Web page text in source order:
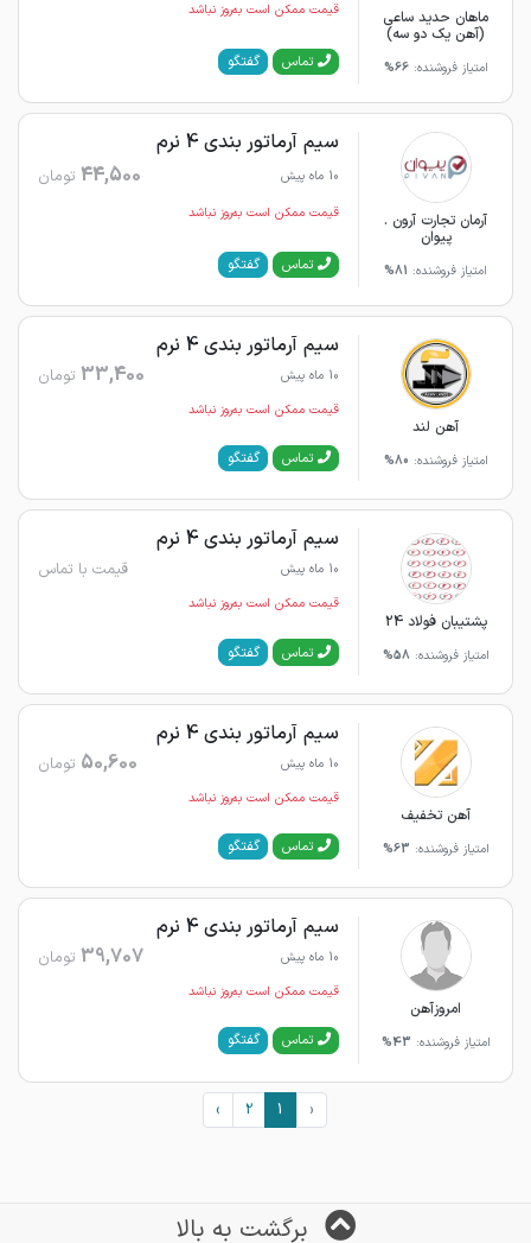
ماهان حدید ساعی
(آهن یک دو سه)
امتیاز فروشنده:66%
قیمت ممکن است به‌روز نباشد
تماس گفتگو
آرمان تجارت آرون .
پیوان
امتیاز فروشنده: 81%
سیم آرماتور بندی 4 نرم
10 ماه پیش 44,500 تومان
قیمت ممکن است به‌روز نباشد
تماس گفتگو
آهن لند
امتیاز فروشنده: 80%
سیم آرماتور بندی 4 نرم
10 ماه پیش 33,400 تومان
قیمت ممکن است به‌روز نباشد
تماس گفتگو
پشتیبان فولاد 24
امتیاز فروشنده: 58%
سیم آرماتور بندی 4 نرم
10 ماه پیش قیمت با تماس
قیمت ممکن است به‌روز نباشد
تماس گفتگو
آهن تخفیف
امتیاز فروشنده: 63%
سیم آرماتور بندی 4 نرم
10 ماه پیش 50,600 تومان
قیمت ممکن است به‌روز نباشد
تماس گفتگو
امروزآهن
امتیاز فروشنده: 43%
سیم آرماتور بندی 4 نرم
10 ماه پیش 39,707 تومان
قیمت ممکن است به‌روز نباشد
تماس گفتگو
‹
1
2
›
برگشت به بالا